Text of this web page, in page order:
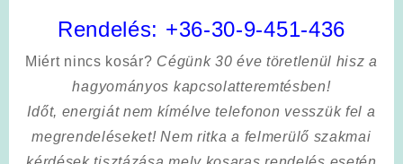
Rendelés: +36-30-9-451-436
Miért nincs kosár? Cégünk 30 éve töretlenül hisz a
hagyományos kapcsolatteremtésben!
Időt, energiát nem kímélvetelefonon vesszük fel a
megrendeléseket! Nem ritka a felmerülő szakmai